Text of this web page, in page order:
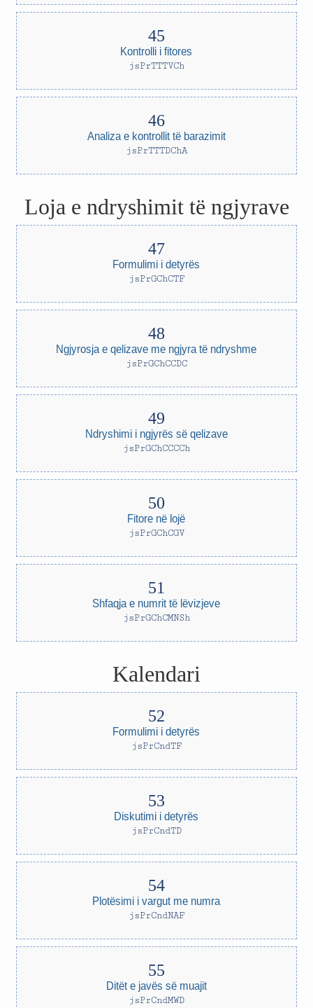
Kontrolli i fitores
jsPrTTTVCh
Analiza e kontrollit të barazimit
jsPrTTTDChA
Loja e ndryshimit të ngjyrave
Formulimi i detyrës
jsPrGChCTF
Ngjyrosja e qelizave me ngjyra të ndryshme
jsPrGChCCDC
Ndryshimi i ngjyrës së qelizave
jsPrGChCCCCh
Fitore në lojë
jsPrGChCGV
Shfaqja e numrit të lëvizjeve
jsPrGChCMNSh
Kalendari
Formulimi i detyrës
jsPrCndTF
Diskutimi i detyrës
jsPrCndTD
Plotësimi i vargut me numra
jsPrCndNAF
Ditët e javës së muajit
jsPrCndMWD